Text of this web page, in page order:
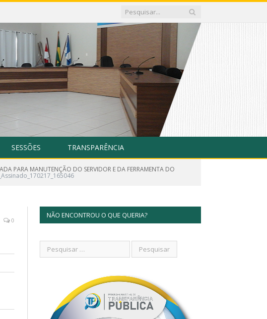
SESSÕES TRANSPARÊNCIA
PARA MANUTENÇÃO DO SERVIDOR E DA FERRAMENTA DO
0
NÃO ENCONTROU O QUE QUERIA?